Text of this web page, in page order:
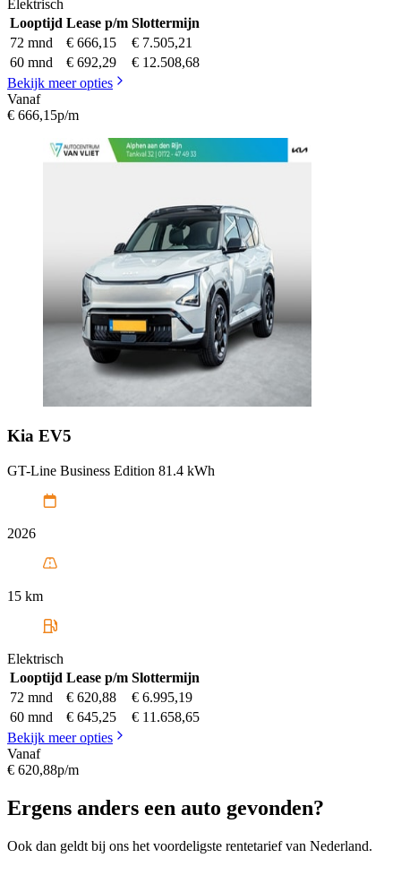
Elektrisch
Looptijd Lease p/m Slottermijn
72 mnd
€ 666,15
€ 7.505,21
60 mnd
€ 692,29
€ 12.508,68
Bekijk meer opties
Vanaf
€ 666,15p/m
Kia EV5
GT-Line Business Edition 81.4 kWh
2026
15 km
Elektrisch
Looptijd Lease p/m Slottermijn
72 mnd
€ 620,88
€ 6.995,19
60 mnd
€ 645,25
€ 11.658,65
Bekijk meer opties
Vanaf
€ 620,88p/m
Ergens anders een auto gevonden?
Ook dan geldt bij ons het voordeligste rentetarief van Nederland.